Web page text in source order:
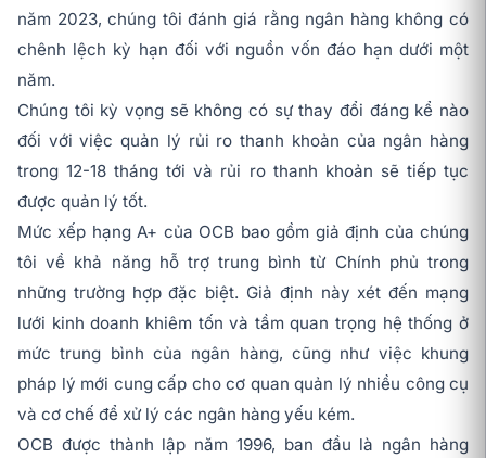
năm 2023, chúng tôi đánh giá rằng ngân hàng không có
chênh lệch kỳ hạn đối với nguồn vốn đáo hạn dưới một
năm.
Chúng tôi kỳ vọng sẽ không có sự thay đổi đáng kể nào
đối với việc quản lý rủi ro thanh khoản của ngân hàng
trong 12-18 tháng tới và rủi ro thanh khoản sẽ tiếp tục
được quản lý tốt.
Mức xếp hạng A+ của OCB bao gồm giả định của chúng
tôi về khả năng hỗ trợ trung bình từ Chính phủ trong
những trường hợp đặc biệt. Giả định này xét đến mạng
lưới kinh doanh khiêm tốn và tầm quan trọng hệ thống ở
mức trung bình của ngân hàng, cũng như việc khung
pháp lý mới cung cấp cho cơ quan quản lý nhiều công cụ
và cơ chế để xử lý các ngân hàng yếu kém.
OCB được thành lập năm 1996, ban đầu là ngân hàng